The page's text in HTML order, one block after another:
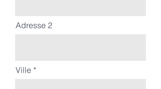
Adresse 2
Ville